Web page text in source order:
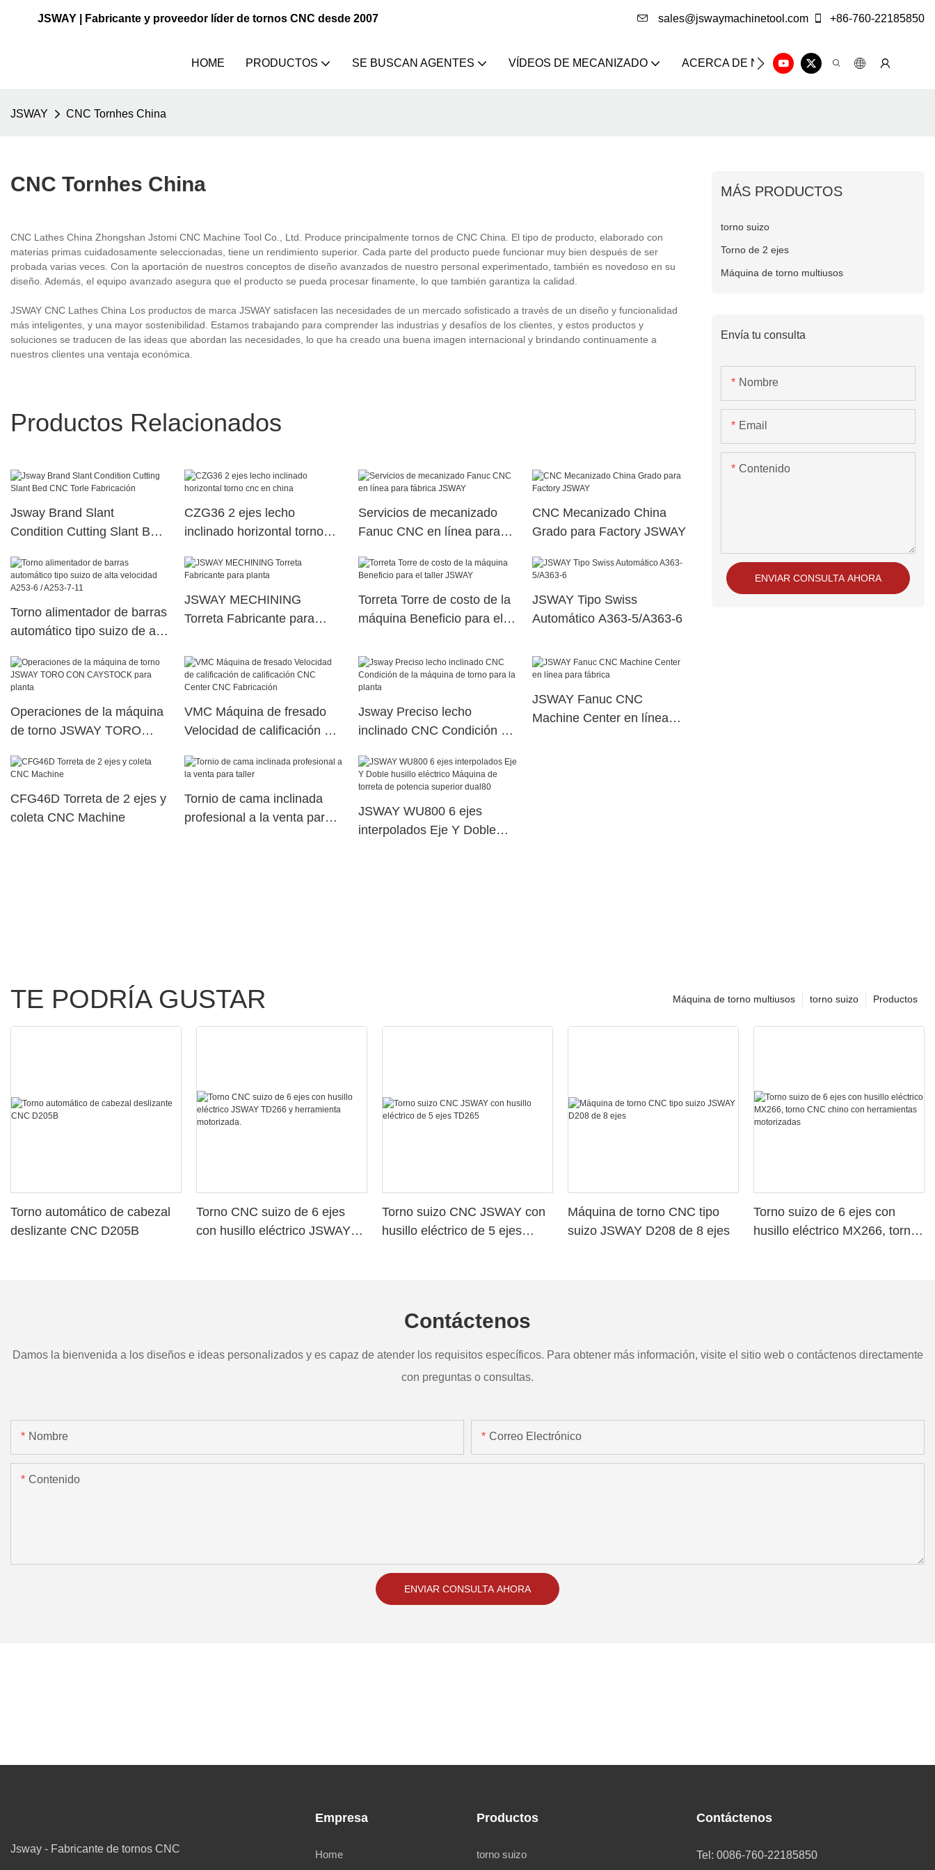
JSWAY | Fabricante y proveedor líder de tornos CNC desde 2007 sales@jswaymachinetool.com +86-760-22185850
HOME PRODUCTOS SE BUSCAN AGENTES VÍDEOS DE MECANIZADO ACERCA DE NOSOTROS SOLUCIÓN
JSWAY CNC Tornhes China
CNC Tornhes China
CNC Lathes China Zhongshan Jstomi CNC Machine Tool Co., Ltd. Produce principalmente tornos de CNC China. El tipo de producto, elaborado con
materias primas cuidadosamente seleccionadas, tiene un rendimiento superior. Cada parte del producto puede funcionar muy bien después de ser
probada varias veces. Con la aportación de nuestros conceptos de diseño avanzados de nuestro personal experimentado, también es novedoso en su
diseño. Además, el equipo avanzado asegura que el producto se pueda procesar finamente, lo que también garantiza la calidad.
JSWAY CNC Lathes China Los productos de marca JSWAY satisfacen las necesidades de un mercado sofisticado a través de un diseño y funcionalidad
más inteligentes, y una mayor sostenibilidad. Estamos trabajando para comprender las industrias y desafíos de los clientes, y estos productos y
soluciones se traducen de las ideas que abordan las necesidades, lo que ha creado una buena imagen internacional y brindando continuamente a
nuestros clientes una ventaja económica.
Productos Relacionados
Jsway Brand Slant
Condition Cutting Slant Bed
CZG36 2 ejes lecho
inclinado horizontal torno
Servicios de mecanizado
Fanuc CNC en línea para
CNC Mecanizado China
Grado para Factory JSWAY
Torno alimentador de barras
automático tipo suizo de alta
11
JSWAY MECHINING
Torreta Fabricante para
Torreta Torre de costo de la
máquina Beneficio para el
JSWAY Tipo Swiss
Automático A363-5/A363-6
Operaciones de la máquina
de torno JSWAY TORO
planta
VMC Máquina de fresado
Velocidad de calificación de
CNC Fabricación
Jsway Preciso lecho
inclinado CNC Condición de
planta
JSWAY Fanuc CNC
Machine Center en línea
CFG46D Torreta de 2 ejes y
coleta CNC Machine
Tornio de cama inclinada
profesional a la venta para
JSWAY WU800 6 ejes
interpolados Eje Y Doble
MÁS PRODUCTOS
torno suizo
Torno de 2 ejes
Máquina de torno multiusos
Envía tu consulta
Nombre
Email
Contenido
ENVIAR CONSULTA AHORA
TE PODRÍA GUSTAR Productos
torno suizo
Máquina de torno multiusos
Torno automático de cabezal
deslizante CNC D205B
Torno CNC suizo de 6 ejes
con husillo eléctrico JSWAY
Torno suizo CNC JSWAY con
husillo eléctrico de 5 ejes
Máquina de torno CNC tipo
suizo JSWAY D208 de 8 ejes
Torno suizo de 6 ejes con
husillo eléctrico MX266, torno
Contáctenos
Damos la bienvenida a los diseños e ideas personalizados y es capaz de atender los requisitos específicos. Para obtener más información, visite el sitio web o contáctenos directamente
con preguntas o consultas.
Nombre Correo Electrónico
Contenido
ENVIAR CONSULTA AHORA
Jsway - Fabricante de tornos CNC
Empresa
Home
Productos
torno suizo
Contáctenos
Tel: 0086-760-22185850